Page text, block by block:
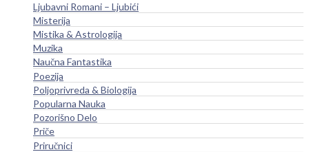
Ljubavni Romani – Ljubići
Misterija
Mistika & Astrologija
Muzika
Naučna Fantastika
Poezija
Poljoprivreda & Biologija
Popularna Nauka
Pozorišno Delo
Priče
Priručnici